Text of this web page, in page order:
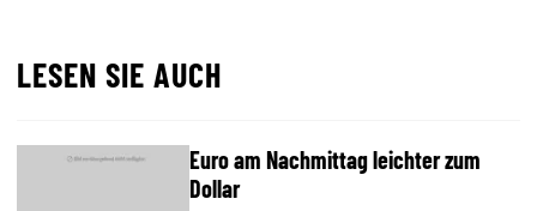
LESEN SIE AUCH
Euro am Nachmittag leichter zum
Dollar